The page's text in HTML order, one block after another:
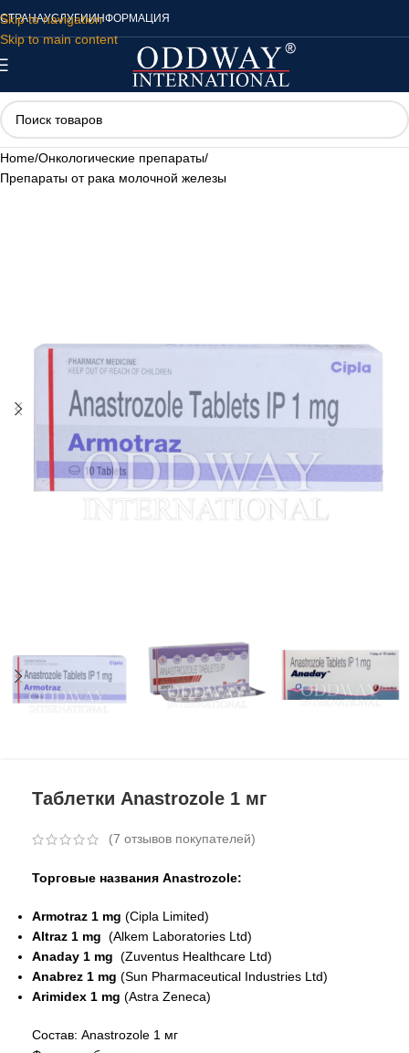
Skip to navigation
Skip to main content
СТРАНАУСЛУГИИНФОРМАЦИЯ
Home/Онкологические препараты/
Препараты от рака молочной железы
Таблетки Anastrozole 1 мг
(7 отзывов покупателей)
Торговые названия Anastrozole:
Armotraz 1 mg (Cipla Limited)
Altraz 1 mg (Alkem Laboratories Ltd)
Anaday 1 mg (Zuventus Healthcare Ltd)
Anabrez 1 mg (Sun Pharmaceutical Industries Ltd)
Arimidex 1 mg (Astra Zeneca)
Состав: Anastrozole 1 мг